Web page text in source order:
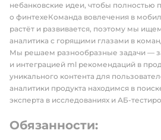
небанковские идеи, чтобы полностью
о финтехеКоманда вовлечения в
растёт и развивается, поэтому мы
аналитика с горящими глазами в
Мы решаем разнообразные задачи —
и интеграцией ml рекомендаций в
уникального контента для
аналитики продукта находимся в
эксперта в исследованиях и АБ-
Обязанности: